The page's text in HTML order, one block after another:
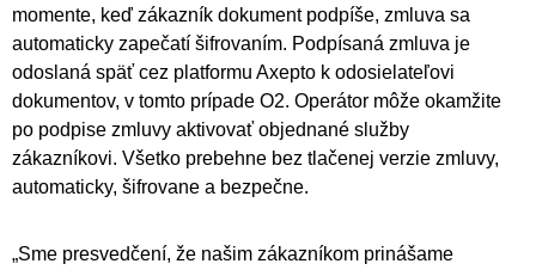
momente, keď zákazník dokument podpíše, zmluva sa
automaticky zapečatí šifrovaním. Podpísaná zmluva je
odoslaná späť cez platformu Axepto k odosielateľovi
dokumentov, v tomto prípade O2. Operátor môže okamžite
po podpise zmluvy aktivovať objednané služby
zákazníkovi. Všetko prebehne bez tlačenej verzie zmluvy,
automaticky, šifrovane a bezpečne.
„Sme presvedčení, že našim zákazníkom prinášame